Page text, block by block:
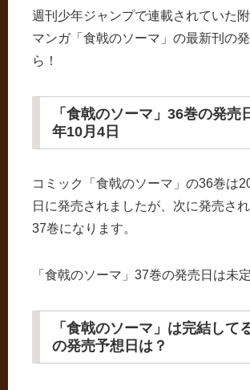
週刊少年ジャンプで連載されていた
マンガ「食戟のソーマ」の最新刊の
ら！
「食戟のソーマ」36巻の発売
年10月4日
コミック「食戟のソーマ」の36巻は
日に発売されましたが、次に発売さ
37巻になります。
「食戟のソーマ」37巻の発売日は未定
「食戟のソーマ」は完結して
の発売予想日は？